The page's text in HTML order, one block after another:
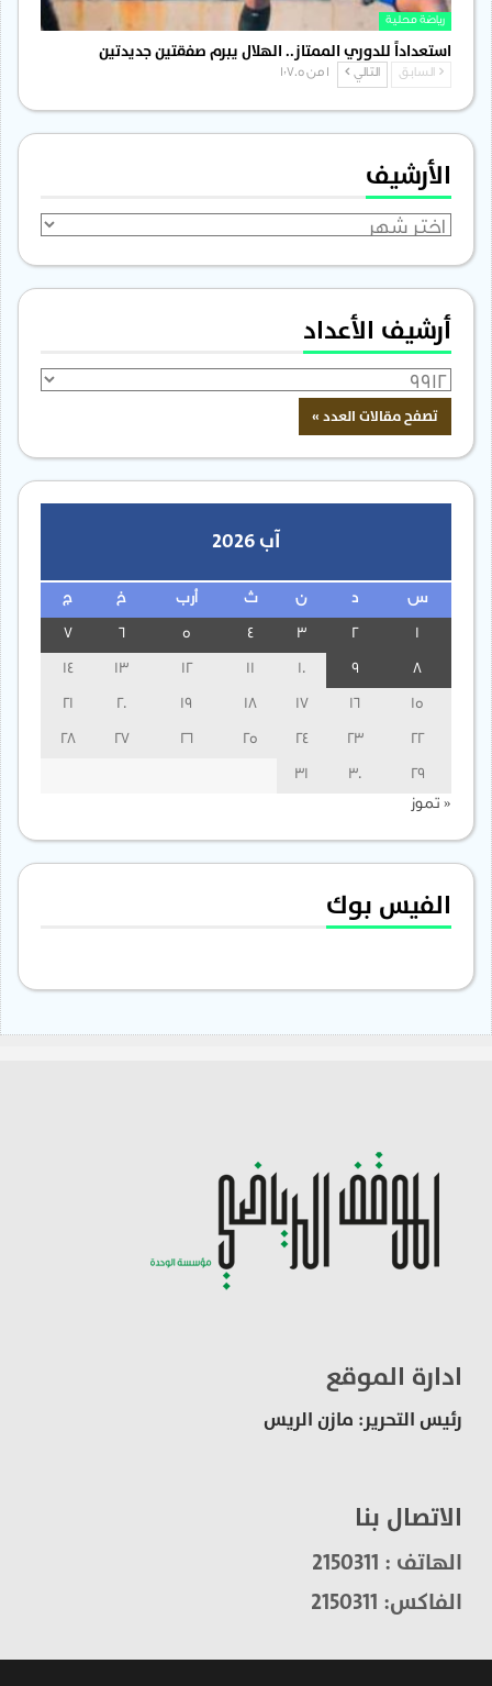
رياضة محلية
استعداداً للدوري الممتاز.. الهلال يبرم صفقتين جديدتين
السابق التالي
الأرشيف
الأرشيف
أرشيف الأعداد
آب 2026
س ن ث أرب خ ج
3
13
14
15
16
17
18
19
20
21
22
23
24
25
26
27
28
29
30
31
« تموز
الفيس بوك
ادارة الموقع
رئيس التحرير: مازن الريس
الاتصال بنا
الهاتف : 2150311
الفاكس: 2150311